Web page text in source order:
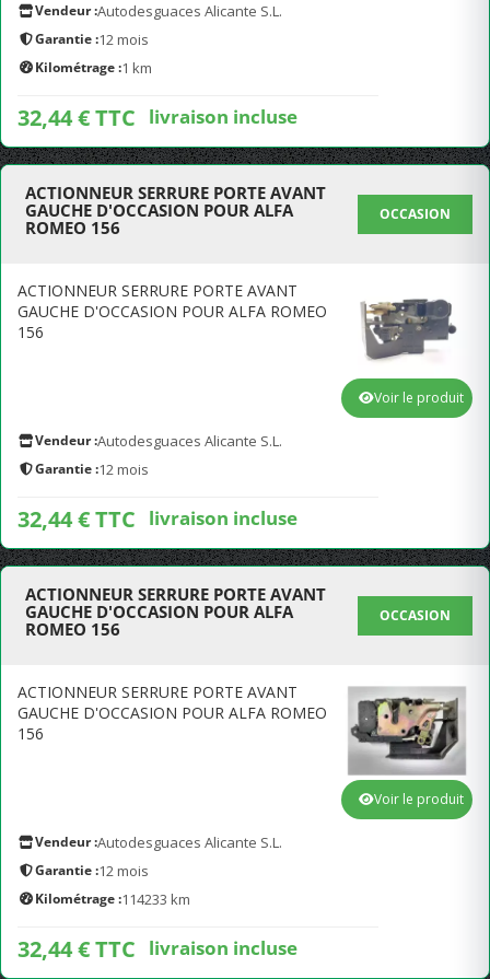
Vendeur :Autodesguaces Alicante S.L.
Garantie :12 mois
Kilométrage :1 km
32,44 € TTC livraison incluse
ACTIONNEUR SERRURE PORTE AVANT
GAUCHE D'OCCASION POUR ALFA
ROMEO 156
OCCASION
ACTIONNEUR SERRURE PORTE AVANT
GAUCHE D'OCCASION POUR ALFA ROMEO
156
Vendeur :Autodesguaces Alicante S.L.
Garantie :12 mois
32,44 € TTC livraison incluse
Voir le produit
ACTIONNEUR SERRURE PORTE AVANT
GAUCHE D'OCCASION POUR ALFA
ROMEO 156
OCCASION
ACTIONNEUR SERRURE PORTE AVANT
GAUCHE D'OCCASION POUR ALFA ROMEO
156
Vendeur :Autodesguaces Alicante S.L.
Garantie :12 mois
Kilométrage :114233 km
32,44 € TTC livraison incluse
Voir le produit